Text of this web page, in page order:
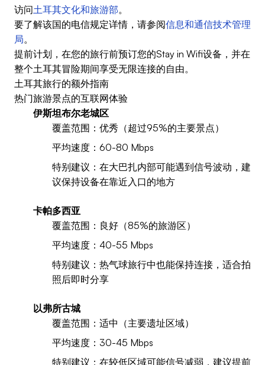
访问土耳其文化和旅游部。
要了解该国的电信规定详情，请参阅信息和通信技术管理
局。
提前计划，在您的旅行前预订您的Stay in Wifi设备，并在
整个土耳其冒险期间享受无限连接的自由。
土耳其旅行的额外指南
热门旅游景点的互联网体验
伊斯坦布尔老城区
覆盖范围：优秀（超过95%的主要景点）
平均速度：60-80 Mbps
特别建议：在大巴扎内部可能遇到信号波动，建
议保持设备在靠近入口的地方
卡帕多西亚
覆盖范围：良好（85%的旅游区）
平均速度：40-55 Mbps
特别建议：热气球旅行中也能保持连接，适合拍
照后即时分享
以弗所古城
覆盖范围：适中（主要遗址区域）
平均速度：30-45 Mbps
特别建议：在较低区域可能信号减弱，建议提前